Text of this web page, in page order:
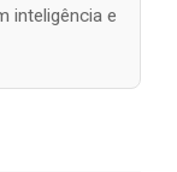
inteligência e